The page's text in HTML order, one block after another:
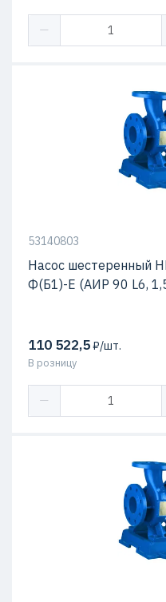
53140803
Насос шестеренный
Ф(Б1)-Е (АИР 90 L6,
110 522,5₽/шт.
В розницу